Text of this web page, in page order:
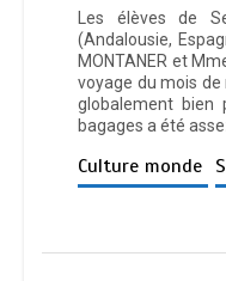
Les élèves de
(Andalousie,
MONTANER et
voyage du mois de
globalement bien
bagages a été
Culture monde